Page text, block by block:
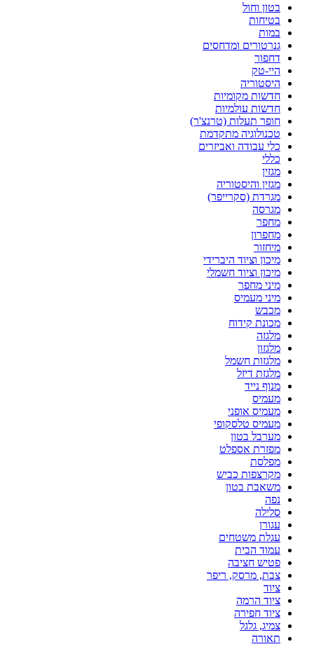
בטון וחול
בטיחות
במות
גנרטורים ומדחסים
דחפור
היי-טק
היסטוריה
חדשות מקומיות
חדשות עולמיות
חופר תעלות (טרנצ'ר)
טכנולוגיה מתקדמת
כלי עבודה ואביזרים
כללי
מגזין
מגזין והיסטוריה
מגרדת (סקרייפר)
מגרסה
מחפר
מחפרון
מיחזור
מיכון וציוד היברידי
מיכון וציוד חשמלי
מיני מחפר
מיני מעמיס
מכבש
מכונת קידוח
מלגזה
מלגזון
מלגזות חשמל
מלגזת דיזל
מנוף נייד
מעמיס
מעמיס אופני
מעמיס טלסקופי
מערבל בטון
מפזרת אספלט
מפלסת
מקרצפות כביש
משאבת בטון
נפה
סלילה
עגורן
עגלת משטחים
עמוד הבית
פטיש חציבה
צבת, מרסק, ריפר
ציוד
ציוד הרמה
ציוד חפירה
צמיג, גלגל
תאורה